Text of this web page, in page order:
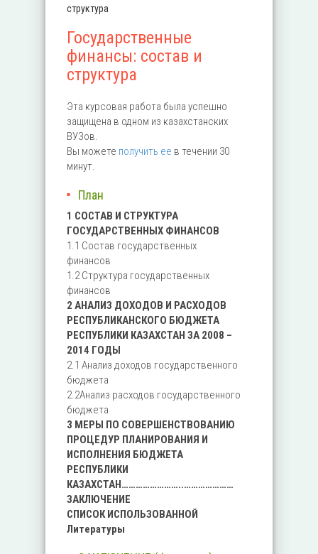
структура
Государственные
финансы: состав и
структура
Эта курсовая работа была успешно
защищена в одном из казахстанских
ВУЗов.
Вы можете получить ее в течении 30
минут.
План
1 СОСТАВ И СТРУКТУРА
ГОСУДАРСТВЕННЫХ ФИНАНСОВ
1.1 Состав государственных
финансов
1.2 Структура государственных
финансов
2 АНАЛИЗ ДОХОДОВ И РАСХОДОВ
РЕСПУБЛИКАНСКОГО БЮДЖЕТА
РЕСПУБЛИКИ КАЗАХСТАН ЗА 2008 –
2014 ГОДЫ
2.1 Анализ доходов государственного
бюджета
2.2Анализ расходов государственного
бюджета
3 МЕРЫ ПО СОВЕРШЕНСТВОВАНИЮ
ПРОЦЕДУР ПЛАНИРОВАНИЯ И
ИСПОЛНЕНИЯ БЮДЖЕТА
РЕСПУБЛИКИ
КАЗАХСТАН……………………..…………………
ЗАКЛЮЧЕНИЕ
СПИСОК ИСПОЛЬЗОВАННОЙ
Литературы